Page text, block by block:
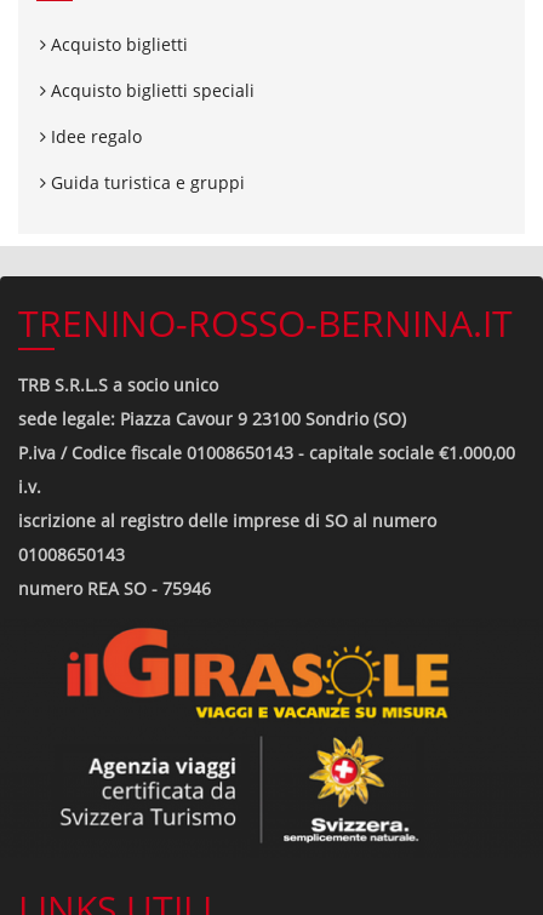
Acquisto biglietti
Acquisto biglietti speciali
Idee regalo
Guida turistica e gruppi
TRENINO-ROSSO-BERNINA.IT
TRB S.R.L.S a socio unico
sede legale: Piazza Cavour 9 23100 Sondrio (SO)
P.iva / Codice fiscale 01008650143 - capitale sociale €1.000,00
i.v.
iscrizione al registro delle imprese di SO al numero
01008650143
numero REA SO - 75946